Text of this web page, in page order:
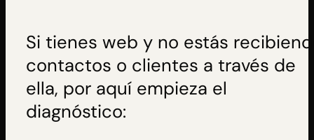
Si tienes web y no estás
contactos o clientes a través de
ella, por aquí empieza el
diagnóstico: